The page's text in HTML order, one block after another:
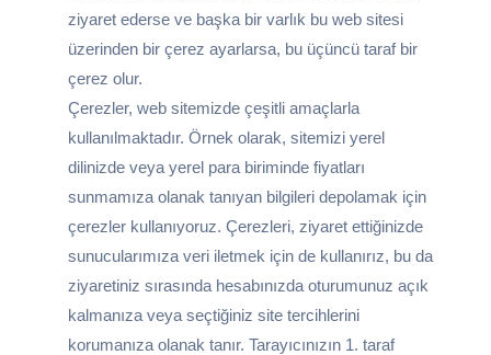
ziyaret ederse ve başka bir varlık bu web sitesi
üzerinden bir çerez ayarlarsa, bu üçüncü taraf bir
çerez olur.
Çerezler, web sitemizde çeşitli amaçlarla
kullanılmaktadır. Örnek olarak, sitemizi yerel
dilinizde veya yerel para biriminde fiyatları
sunmamıza olanak tanıyan bilgileri depolamak için
çerezler kullanıyoruz. Çerezleri, ziyaret ettiğinizde
sunucularımıza veri iletmek için de kullanırız, bu da
ziyaretiniz sırasında hesabınızda oturumunuz açık
kalmanıza veya seçtiğiniz site tercihlerini
korumanıza olanak tanır. Tarayıcınızın 1. taraf